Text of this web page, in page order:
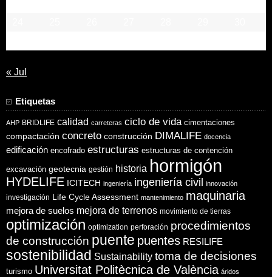
« Jul
Etiquetas
AHP BRIDLIFE calidad carreteras ciclo de vida cimentaciones
compactación concreto construcción DIMALIFE docencia
edificación encofrado estructuras estructuras de contención
excavación geotecnia gestión historia hormigón
HYDELIFE ICITECH ingeniería ingeniería civil innovación
investigación Life Cycle Assessment mantenimiento maquinaria
mejora de suelos mejora de terrenos movimiento de tierras
optimización optimization perforación procedimientos
de construcción puente puentes RESILIFE
sostenibilidad Sustainability toma de decisiones
turismo Universitat Politècnica de València áridos